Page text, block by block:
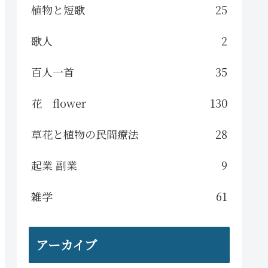
植物と短歌
25
歌人
2
百人一首
35
花 flower
130
草花と植物の民間療法
28
起業 副業
9
雑学
61
アーカイブ